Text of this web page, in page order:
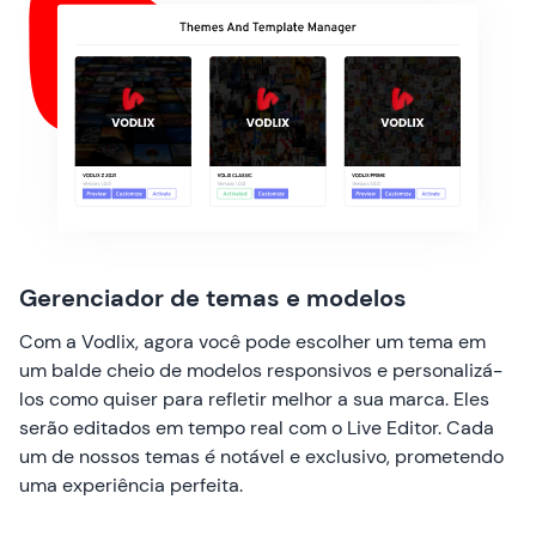
Gerenciador de temas e modelos
Com a Vodlix, agora você pode escolher um tema em
um balde cheio de modelos responsivos e personalizá-
los como quiser para refletir melhor a sua marca. Eles
serão editados em tempo real com o Live Editor. Cada
um de nossos temas é notável e exclusivo, prometendo
uma experiência perfeita.